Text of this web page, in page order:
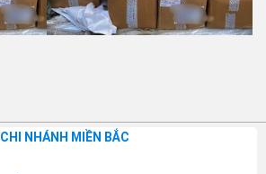
CHI NHÁNH MIỀN BẮC